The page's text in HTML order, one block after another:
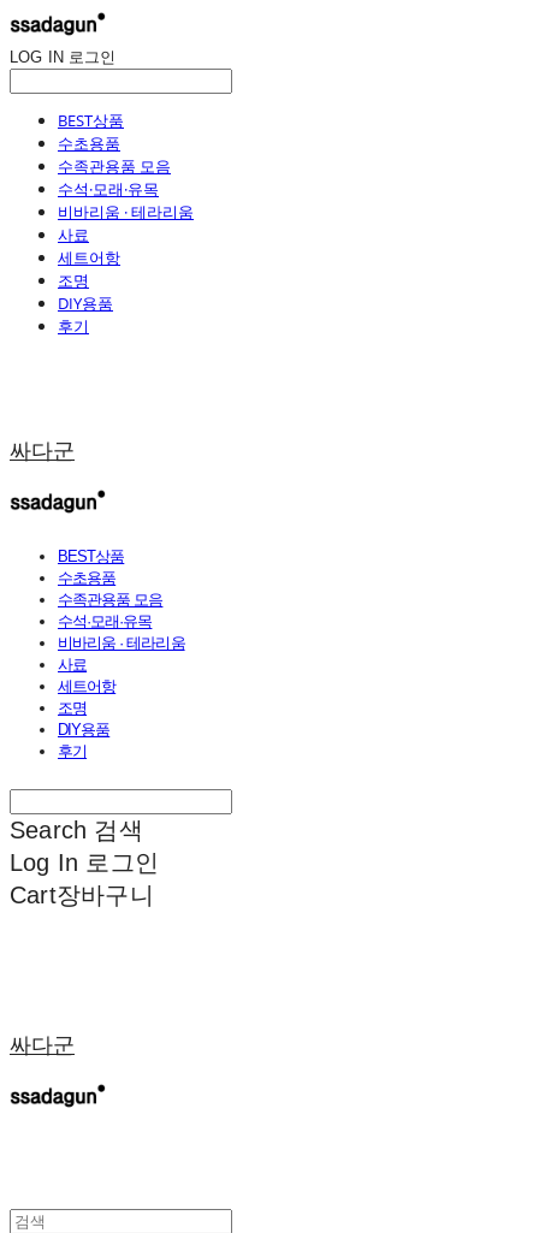
LOG IN 로그인
BEST상품
수초용품
수족관용품 모음
수석·모래·유목
비바리움 · 테라리움
사료
세트어항
조명
DIY용품
후기
싸다군
BEST상품
수초용품
수족관용품 모음
수석·모래·유목
비바리움 · 테라리움
사료
세트어항
조명
DIY용품
후기
Search 검색
Log In 로그인
Cart장바구니
싸다군